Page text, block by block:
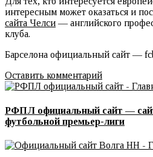
интересным может оказаться и
сайта Челси — английского
клуба.
Барселона официальный сайт —
Оставить комментарий
РФПЛ официальный сайт —
футбольной премьер-лиги